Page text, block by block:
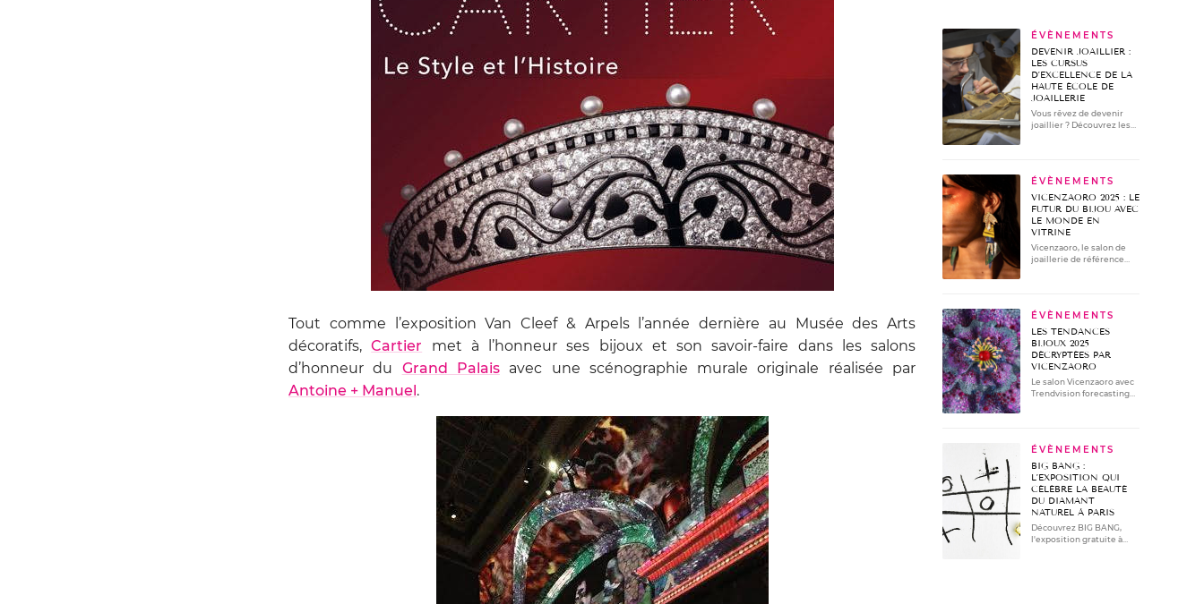
Tout comme l’exposition Van Cleef & Arpels l’année dernière au Musée des Arts
décoratifs,Cartier met à l’honneur ses bijoux et son savoir-faire dans les salons
d’honneur du Grand Palaisavec une scénographie murale originale réalisée par
Antoine + Manuel.
ÉVÈNEMENTS
DEVENIR JOAILLIER :
LES CURSUS
D’EXCELLENCE DE LA
HAUTE ÉCOLE DE
JOAILLERIE
Vous rêvez de devenir
joaillier ? Découvrez les
management) en cursus
initial, en alternance ou
en formation continue.
ÉVÈNEMENTS
VICENZAORO 2025 : LE
FUTUR DU BIJOU AVEC
LE MONDE EN
VITRINE
Vicenzaoro, le salon de
joaillerie de référence
ÉVÈNEMENTS
LES TENDANCES
BIJOUX 2025
DÉCRYPTÉES PAR
VICENZAORO
Le salon Vicenzaoro avec
Trendvision forecasting
ÉVÈNEMENTS
BIG BANG :
L’EXPOSITION QUI
CÉLÈBRE LA BEAUTÉ
DU DIAMANT
NATUREL À PARIS
Découvrez BIG BANG,
l'exposition gratuite à